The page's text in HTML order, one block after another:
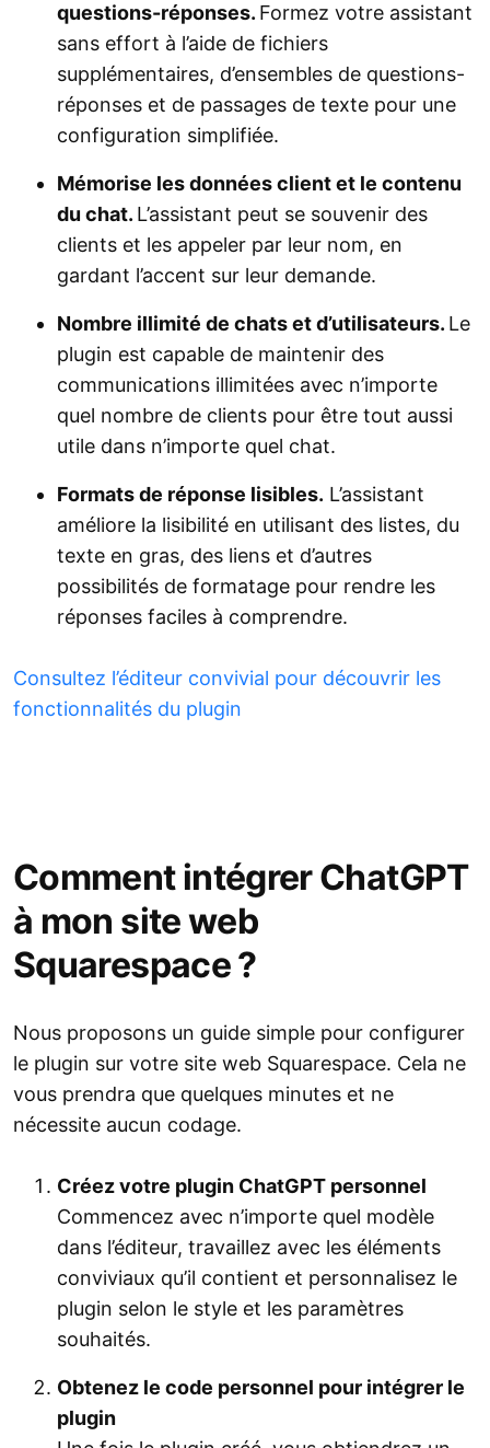
questions-réponses. Formez votre assistant
sans effort à l’aide de fichiers
supplémentaires, d’ensembles de questions-
réponses et de passages de texte pour une
configuration simplifiée.
Mémorise les données client et le contenu
du chat. L’assistant peut se souvenir des
clients et les appeler par leur nom, en
gardant l’accent sur leur demande.
Nombre illimité de chats et d’utilisateurs. Le
plugin est capable de maintenir des
communications illimitées avec n’importe
quel nombre de clients pour être tout aussi
utile dans n’importe quel chat.
Formats de réponse lisibles. L’assistant
améliore la lisibilité en utilisant des listes, du
texte en gras, des liens et d’autres
possibilités de formatage pour rendre les
réponses faciles à comprendre.
Consultez l’éditeur convivial pour découvrir les
fonctionnalités du plugin
Comment intégrer ChatGPT
à mon site web
Squarespace ?
Nous proposons un guide simple pour configurer
le plugin sur votre site web Squarespace. Cela ne
vous prendra que quelques minutes et ne
nécessite aucun codage.
Créez votre plugin ChatGPT personnel
Commencez avec n’importe quel modèle
dans l’éditeur, travaillez avec les éléments
conviviaux qu’il contient et personnalisez le
plugin selon le style et les paramètres
souhaités.
Obtenez le code personnel pour intégrer le
plugin